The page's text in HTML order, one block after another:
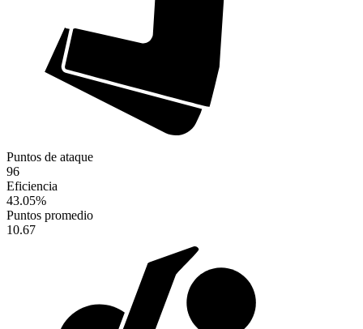
Puntos de ataque
96
Eficiencia
43.05%
Puntos promedio
10.67